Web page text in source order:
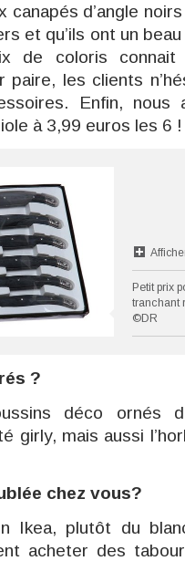
canapés d’angle
et qu’ils ont un
de coloris
paire, les clients
Enfin, nous
à 3,99 euros les 6 !
Petit prix
tranchant
©DR
?
déco ornés
girly, mais aussi
chez vous?
Ikea, plutôt du
acheter des